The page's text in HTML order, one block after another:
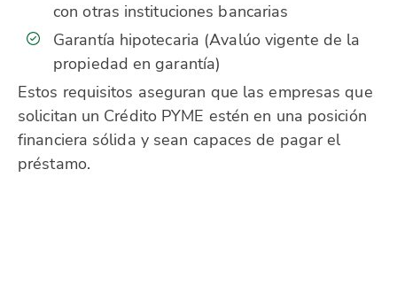
con otras instituciones bancarias
Garantía hipotecaria (Avalúo vigente de la
propiedad en garantía)
Estos requisitos aseguran que las empresas que
solicitan un Crédito PYME estén en una posición
financiera sólida y sean capaces de pagar el
préstamo.